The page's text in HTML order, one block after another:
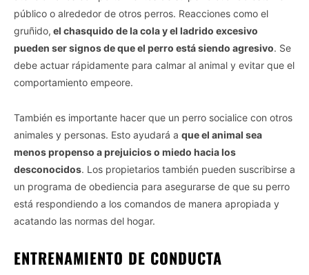
público o alrededor de otros perros. Reacciones como el
gruñido, el chasquido de la cola y el ladrido excesivo
pueden ser signos de que el perro está siendo agresivo. Se
debe actuar rápidamente para calmar al animal y evitar que el
comportamiento empeore.
También es importante hacer que un perro socialice con otros
animales y personas. Esto ayudará a que el animal sea
menos propenso a prejuicios o miedo hacia los
desconocidos. Los propietarios también pueden suscribirse a
un programa de obediencia para asegurarse de que su perro
está respondiendo a los comandos de manera apropiada y
acatando las normas del hogar.
ENTRENAMIENTO DE CONDUCTA